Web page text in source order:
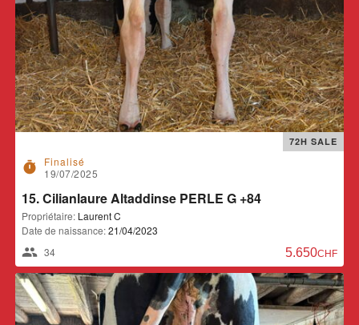
timer
Finalisé
19/07/2025
72H SALE
15. Cilianlaure Altaddinse PERLE G +84
Propriétaire: Laurent C
Date de naissance:21/04/2023
34
5.650,00